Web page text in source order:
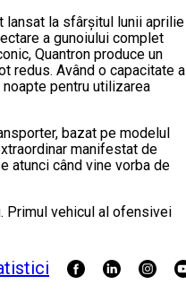
lansat la sfârșitul lunii aprilie
a gunoiului complet
Quantron produce un
redus. Având o capacitate a
pentru utilizarea
bazat pe modelul
manifestat de
atunci când vine vorba de
Primul vehicul al ofensivei